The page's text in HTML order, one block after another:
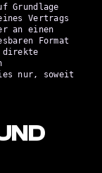
Grundlage
Vertrags
an einen
Format
direkte
nur, soweit